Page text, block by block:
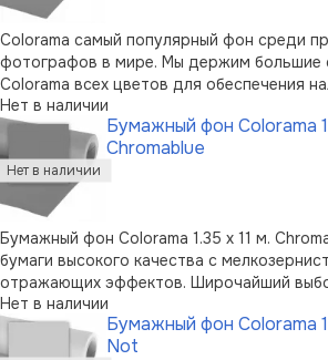
Colorama самый популярный фон среди
фотографов в мире. Мы держим большие
Colorama всех цветов для обеспечения
миру.Высококачественная бумага,
неотражающая поверхностьШирокая
популярный фон для фотографов100%
Нет в наличии
Бумажный фон Colorama
Chromablue
Бумажный фон Colorama 1.35 x 11 м.
бумаги высокого качества с
отражающих эффектов. Широчайший
пользуется огромной популярностью
Можно перерабатывать вторично.
хранение в случае при …
Нет в наличии
Бумажный фон Colorama
Not